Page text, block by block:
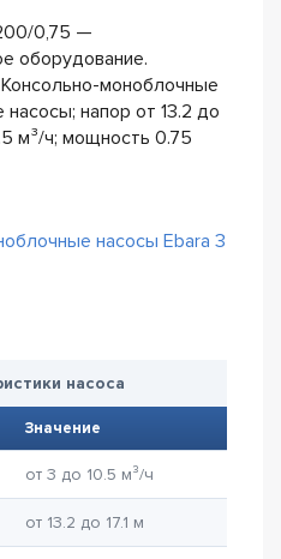
0,75 —
оборудование.
моноблочные
напор от 13.2 до
м³/ч; мощность 0.75
насосы Ebara 3
насоса
Значение
от 3 до 10.5 м³/ч
от 13.2 до 17.1 м